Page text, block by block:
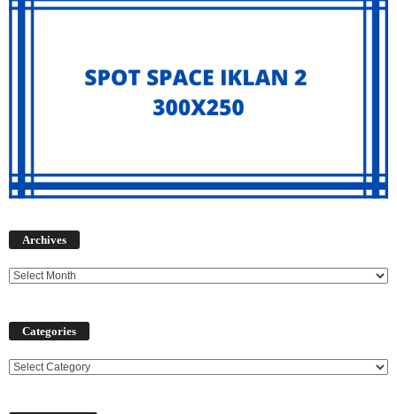
Archives
Categories
Categories